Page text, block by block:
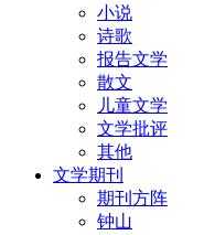
小说
诗歌
报告文学
散文
儿童文学
文学批评
其他
文学期刊
期刊方阵
钟山